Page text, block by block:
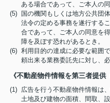
ある場合であって、ご本人の
(5) 国の機関もしくは地方公共団
法令の定める事務を遂行する
合であって、ご本人の同意を
障を及ぼす恐れがあるとき。
(6) 利用目的の達成に必要な範囲
頼出来る業務委託先に対し、
《不動産物件情報を第三者提供
(1) 広告を行う不動産物件情報は
土地及び建物の面積、間取、